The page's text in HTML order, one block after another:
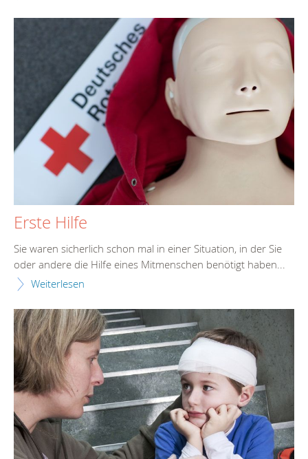
Erste Hilfe
Sie waren sicherlich schon mal in einer Situation, in der Sie
oder andere die Hilfe eines Mitmenschen benötigt haben...
Weiterlesen